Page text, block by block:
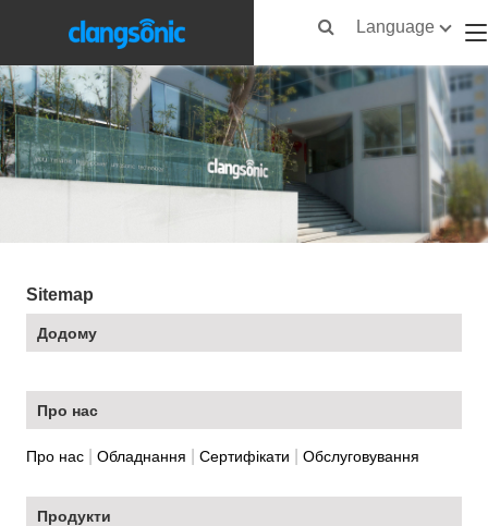
Language
Sitemap
Додому
Про нас
Про нас| Обладнання Сертифікати Обслуговування
Продукти